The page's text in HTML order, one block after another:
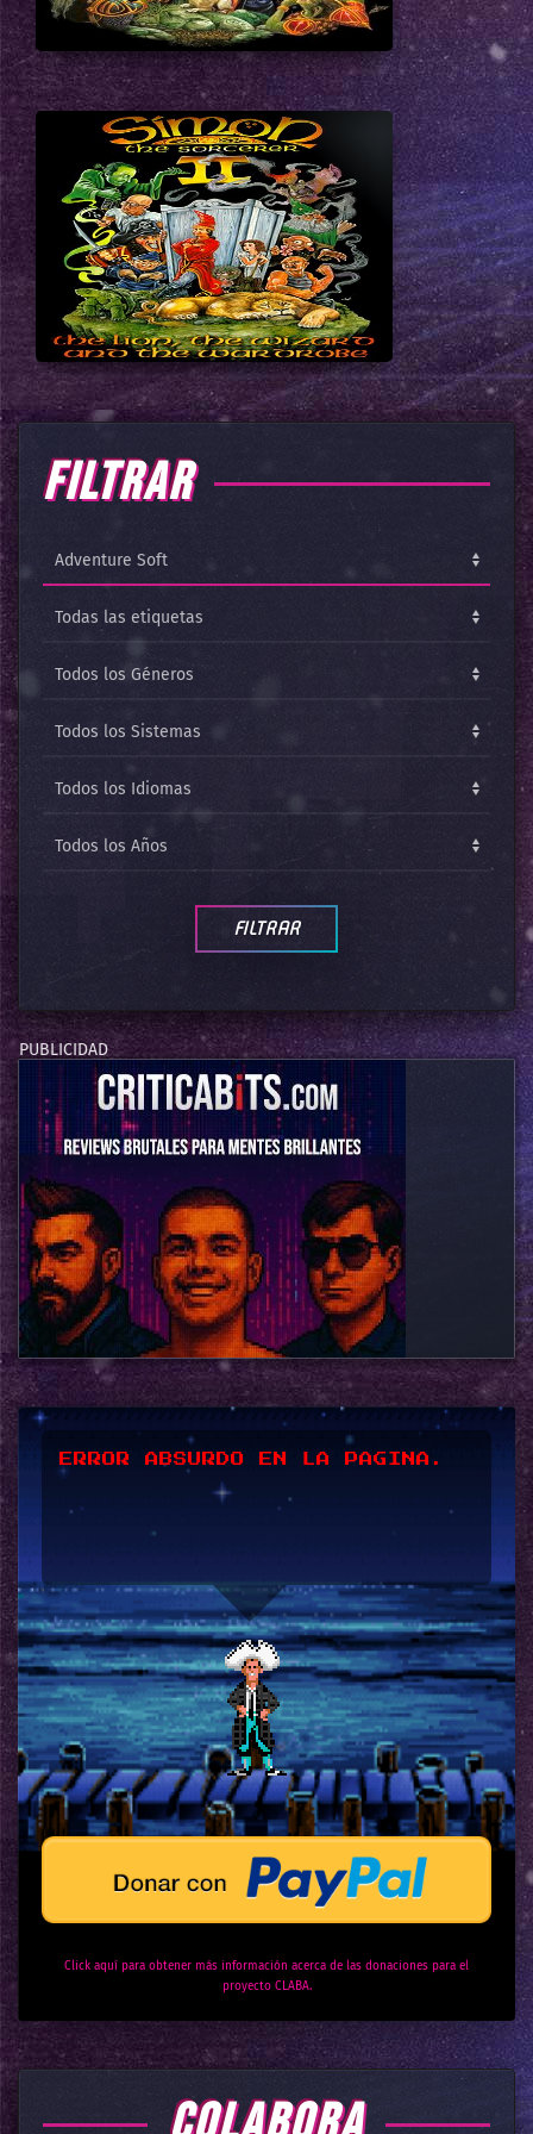
FILTRAR
ERROR ABSURDO EN LA PAGINA.
Click aquí para obtener más información acerca de las donaciones para el
proyecto CLABA.